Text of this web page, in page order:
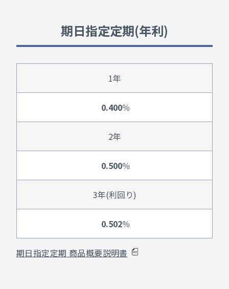
期日指定定期(年利)
1年
0.400％
2年
0.500％
3年(利回り)
0.502％
期日指定定期 商品概要説明書